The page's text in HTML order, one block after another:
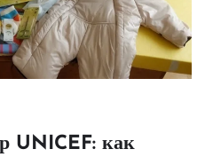
UNICEF: как